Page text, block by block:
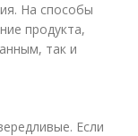
На способы
продукта,
так и
Если